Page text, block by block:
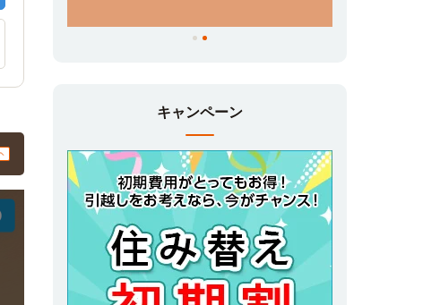
キャンペーン